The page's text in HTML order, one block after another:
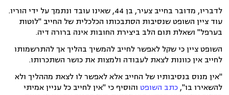
לדבריו, מדובר בחייב צעיר, בן 44, שאינו עובד ונתמך על ידי הוריו.
עוד ציין השופט שנסיבות הסתבכותו הכלכלית של החייב "לוטות
בערפל" ושאלת תום הלב ביצירת החובות אינה ברורה דיה.
השופט ציין כי שקל לאפשר לחייב להמשיך בהליך אך להתרשמותו
לחייב אין כוונות לצאת לעבודה ולמצות את כושר השתכרותו.
"אין מנוס בנסיבותיו של החייב אלא לאפשר לו לצאת מההליך ולא
להשאירו בו",כתב השופט והוסיף כי "אין לחייב כל עניין אמיתי